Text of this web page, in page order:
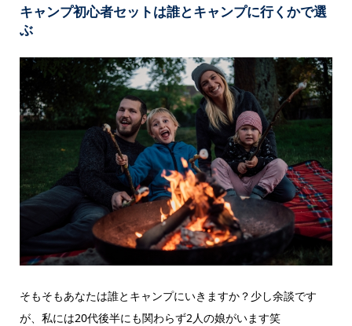
キャンプ初心者セットは誰とキャンプに行くかで選
ぶ
そもそもあなたは誰とキャンプにいきますか？少し余談です
が、私には20代後半にも関わらず2人の娘がいます笑